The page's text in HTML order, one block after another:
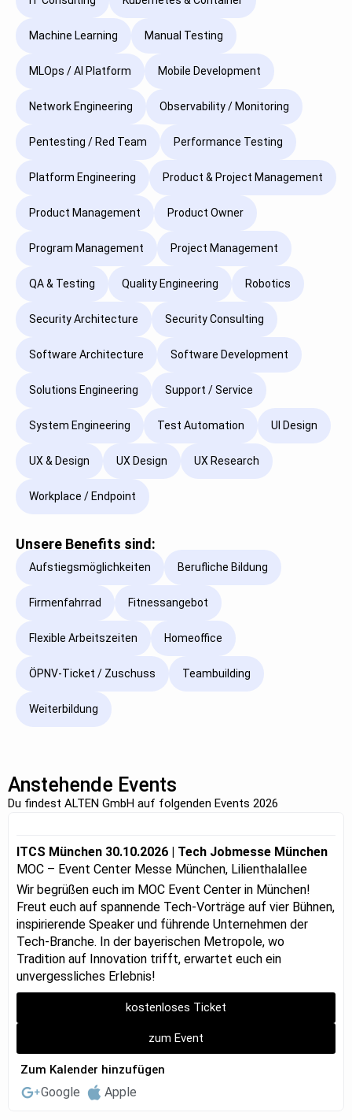
Machine Learning Manual Testing
MLOps / AI Platform Mobile Development
Network Engineering Observability / Monitoring
Pentesting / Red Team Performance Testing
Platform Engineering Product & Project Management
Product Management Product Owner
Program Management Project Management
QA & Testing Quality Engineering Robotics
Security Architecture Security Consulting
Software Architecture Software Development
Solutions Engineering Support / Service
System Engineering Test Automation UI Design
UX & Design UX Design UX Research
Workplace / Endpoint
Unsere Benefits sind:
Aufstiegsmöglichkeiten Berufliche Bildung
Firmenfahrrad Fitnessangebot
Flexible Arbeitszeiten Homeoffice
ÖPNV-Ticket / Zuschuss Teambuilding
Weiterbildung
Anstehende Events
Du findest ALTEN GmbH auf folgenden Events 2026
ITCS München 30.10.2026 | Tech Jobmesse München
MOC – Event Center Messe München, Lilienthalallee
Wir begrüßen euch im MOC Event Center in München!
Freut euch auf spannende Tech-Vorträge auf vier Bühnen,
inspirierende Speaker und führende Unternehmen der
Tech-Branche. In der bayerischen Metropole, wo
Tradition auf Innovation trifft, erwartet euch ein
unvergessliches Erlebnis!
kostenloses Ticket
zum Event
Zum Kalender hinzufügen
Google Apple